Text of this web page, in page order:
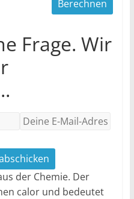
Frage. Wir
der Chemie. Der
calor und bedeutet